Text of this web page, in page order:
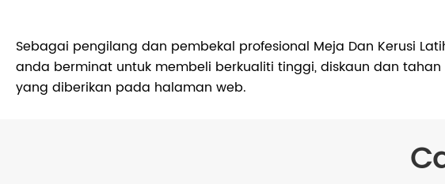
Sebagai pengilang dan pembekal profesional Meja Dan Kerusi
anda berminat untuk membeli berkualiti tinggi, diskaun dan
yang diberikan pada halaman web.